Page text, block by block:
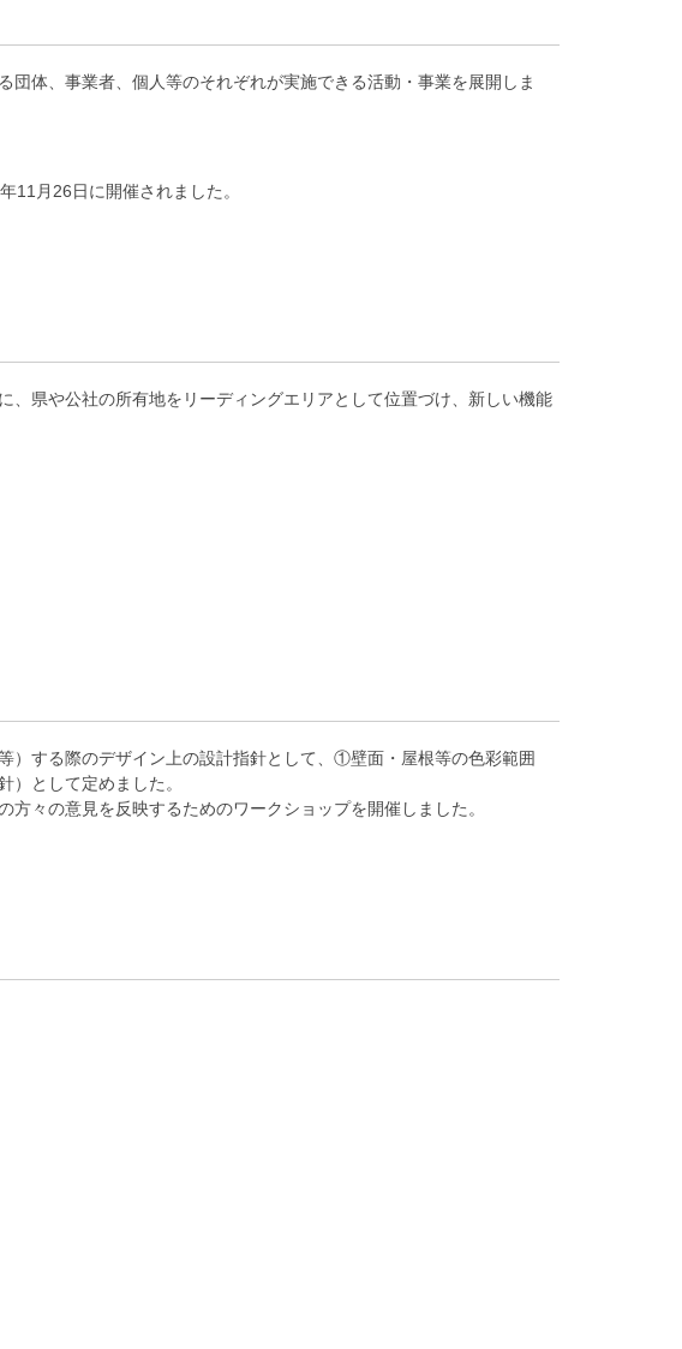
体、事業者、個人等のそれぞれが実施できる活動・事業を展開しま
11月26日に開催されました。
県や公社の所有地をリーディングエリアとして位置づけ、新しい機能
）する際のデザイン上の設計指針として、①壁面・屋根等の色彩範囲
として定めました。
々の意見を反映するためのワークショップを開催しました。